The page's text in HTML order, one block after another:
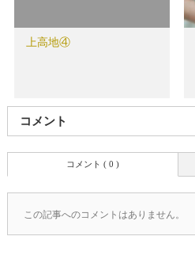
上高地④
コメント
コメント ( 0 )
この記事へのコメントはありません。